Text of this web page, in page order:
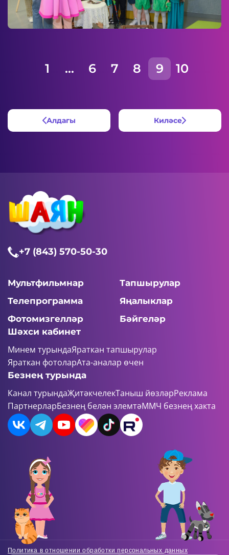
1 ... 6 7 8 9 10
Алдагы Киләсе
+7 (843) 570-50-30
Мультфильмнар
Тапшырулар
Телепрограмма
Яңалыклар
Фотомизгелләр
Бәйгеләр
Шәхси кабинет
Минем турындаЯраткан тапшырулар
Яраткан фотоларАта-аналар өчен
Безнең турында
Канал турындаҖитәкчелекТаныш йөзләрРеклама
ПартнерларБезнең белән элемтәММЧ безнең хакта
Политика в отношении обработки персональных данных